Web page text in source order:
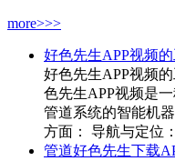
more>>>
好色先生APP视频的
好色先生APP视频的工
色先生APP视频是一
管道系统的智能机器
方面： 导航与定位
管道好色先生下载